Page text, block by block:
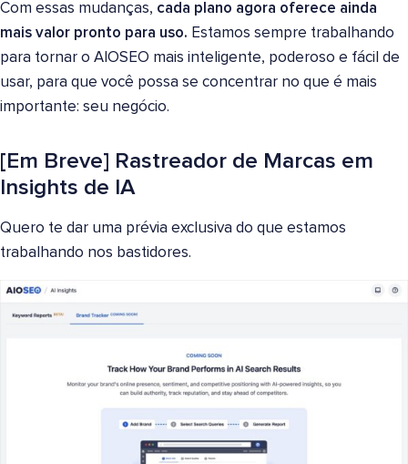
Com essas mudanças, cada plano agora oferece ainda
mais valor pronto para uso. Estamos sempre trabalhando
para tornar o AIOSEO mais inteligente, poderoso e fácil de
usar, para que você possa se concentrar no que é mais
importante: seu negócio.
[Em Breve] Rastreador de Marcas em
Insights de IA
Quero te dar uma prévia exclusiva do que estamos
trabalhando nos bastidores.